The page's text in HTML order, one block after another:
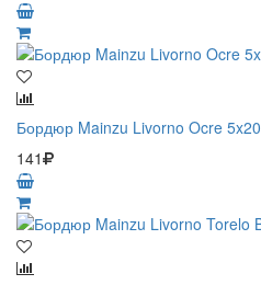
Бордюр Mainzu Livorno Ocre 5x20
141